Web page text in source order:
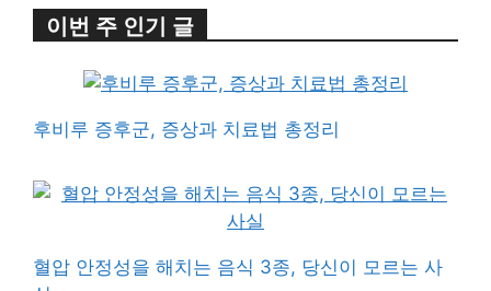
이번 주 인기 글
후비루 증후군, 증상과 치료법 총정리
혈압 안정성을 해치는 음식 3종, 당신이 모르는 사